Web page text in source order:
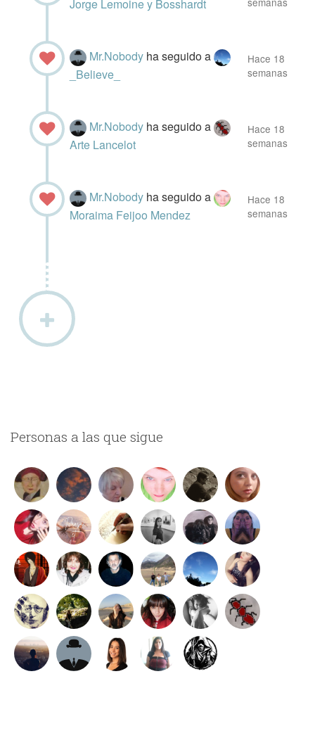
Jorge Lemoine y Bosshardt
Mr.Nobody ha seguido a
_Believe_
Hace 18
semanas
Mr.Nobody ha seguido a
Arte Lancelot
Hace 18
semanas
Mr.Nobody ha seguido a
Moraima Feijoo Mendez
Hace 18
semanas
Personas a las que sigue